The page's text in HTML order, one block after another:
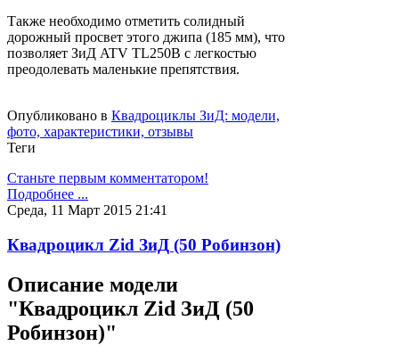
Также необходимо отметить солидный
дорожный просвет этого джипа (185 мм), что
позволяет ЗиД ATV TL250B с легкостью
преодолевать маленькие препятствия.
Опубликовано в Квадроциклы ЗиД: модели,
фото, характеристики, отзывы
Теги
Станьте первым комментатором!
Подробнее ...
Среда, 11 Март 2015 21:41
Квадроцикл Zid ЗиД (50 Робинзон)
Описание модели
"Квадроцикл Zid ЗиД (50
Робинзон)"